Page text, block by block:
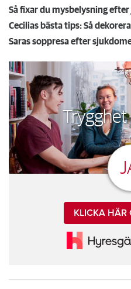
Så fixar du mysbelysning efter
Cecilias bästa tips: Så
Saras soppresa efter
KLICKA HÄR